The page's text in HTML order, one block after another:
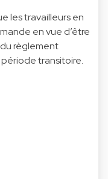
les travailleurs en
en vue d’être
règlement
transitoire.